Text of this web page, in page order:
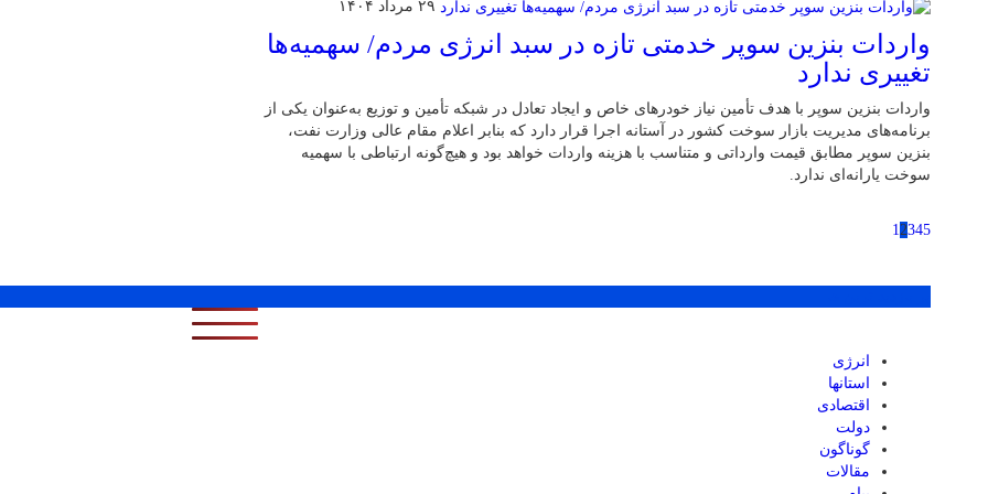
۲۹ مرداد ۱۴۰۴
واردات بنزین سوپر خدمتی تازه در سبد انرژی مردم/ سهمیه‌ها
تغییری ندارد
واردات بنزین سوپر با هدف تأمین نیاز خودرهای خاص و ایجاد تعادل در شبکه تأمین و توزیع به‌عنوان یکی از
برنامه‌های مدیریت بازار سوخت کشور در آستانه اجرا قرار دارد که بنابر اعلام مقام عالی وزارت نفت،
بنزین سوپر مطابق قیمت وارداتی و متناسب با هزینه واردات خواهد بود و هیچ‌گونه ارتباطی با سهمیه
سوخت یارانه‌ای ندارد.
1 2345
انرژی
استانها
اقتصادی
دولت
گوناگون
مقالات